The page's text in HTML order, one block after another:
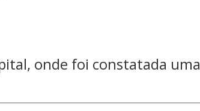
onde foi constatada uma